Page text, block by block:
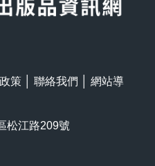
策 聯絡我們
網站導
松江路209號